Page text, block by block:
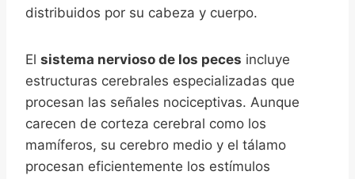
distribuidos por su cabeza y cuerpo.
El sistema nervioso de los peces incluye
estructuras cerebrales especializadas que
procesan las señales nociceptivas. Aunque
carecen de corteza cerebral como los
mamíferos, su cerebro medio y el tálamo
procesan eficientemente los estímulos